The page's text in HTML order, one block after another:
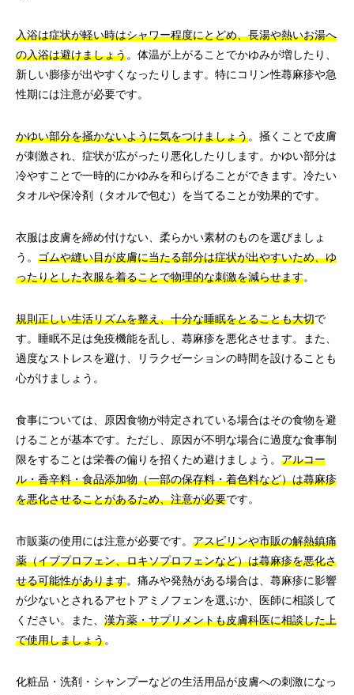
入浴は症状が軽い時はシャワー程度にとどめ、長湯や熱いお湯へ
の入浴は避けましょう。体温が上がることでかゆみが増したり、
新しい膨疹が出やすくなったりします。特にコリン性蕁麻疹や急
性期には注意が必要です。
かゆい部分を掻かないように気をつけましょう。掻くことで皮膚
が刺激され、症状が広がったり悪化したりします。かゆい部分は
冷やすことで一時的にかゆみを和らげることができます。冷たい
タオルや保冷剤（タオルで包む）を当てることが効果的です。
衣服は皮膚を締め付けない、柔らかい素材のものを選びましょ
う。 ゴムや縫い目が皮膚に当たる部分は症状が出やすいため、ゆ
ったりとした衣服を着ることで物理的な刺激を減らせます。
規則正しい生活リズムを整え、十分な睡眠をとることも大切で
す。睡眠不足は免疫機能を乱し、蕁麻疹を悪化させます。また、
過度なストレスを避け、リラクゼーションの時間を設けることも
心がけましょう。
食事については、原因食物が特定されている場合はその食物を避
けることが基本です。ただし、原因が不明な場合に過度な食事制
限をすることは栄養の偏りを招くため避けましょう。 アルコー
ル・香辛料・食品添加物（一部の保存料・着色料など）は蕁麻疹
を悪化させることがあるため、注意が必要です。
市販薬の使用には注意が必要です。 アスピリンや市販の解熱鎮痛
薬（イブプロフェン、ロキソプロフェンなど）は蕁麻疹を悪化さ
せる可能性があります。痛みや発熱がある場合は、蕁麻疹に影響
が少ないとされるアセトアミノフェンを選ぶか、医師に相談して
ください。また、 漢方薬・サプリメントも皮膚科医に相談した上
で使用しましょう。
化粧品・洗剤・シャンプーなどの生活用品が皮膚への刺激になっ